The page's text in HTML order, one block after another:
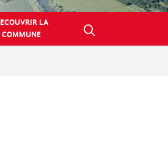
LA
COMMUNE